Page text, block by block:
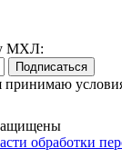
МХЛ:
Подписаться
принимаю
обработки